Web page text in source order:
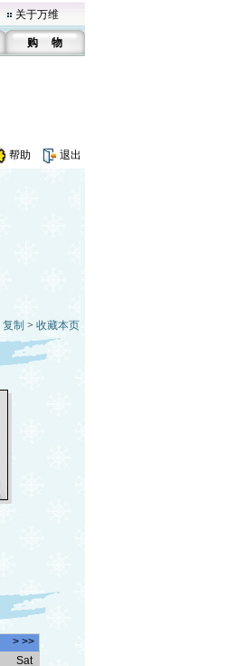
关于万维
购 物
帮助 退出
复制 > 收藏本页